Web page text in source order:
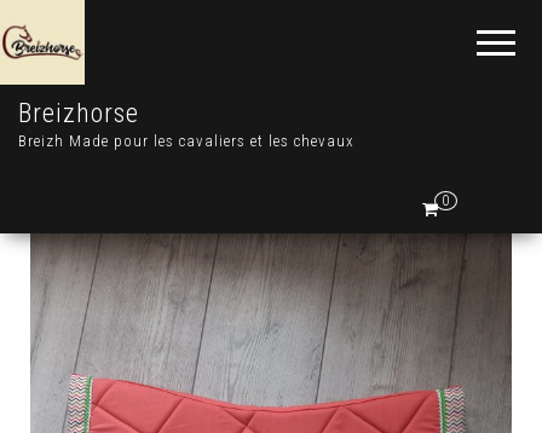
Breizhorse
Breizh Made pour les cavaliers et les chevaux
0